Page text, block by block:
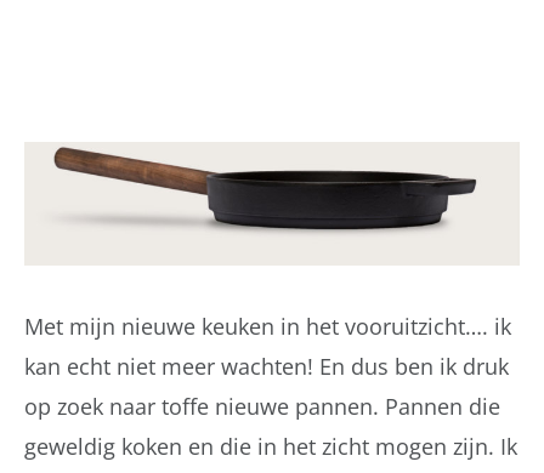
Met mijn nieuwe keuken in het vooruitzicht…. ik
kan echt niet meer wachten! En dus ben ik druk
op zoek naar toffe nieuwe pannen. Pannen die
geweldig koken en die in het zicht mogen zijn. Ik